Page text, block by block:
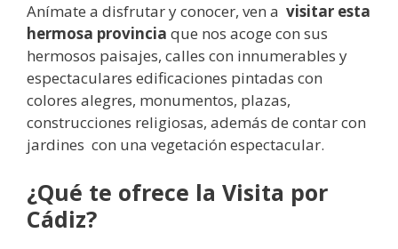
Anímate a disfrutar y conocer, ven a visitar esta
hermosa provincia que nos acoge con sus
hermosos paisajes, calles con innumerables y
espectaculares edificaciones pintadas con
colores alegres, monumentos, plazas,
construcciones religiosas, además de contar con
jardines con una vegetación espectacular.
¿Qué te ofrece la Visita por
Cádiz?